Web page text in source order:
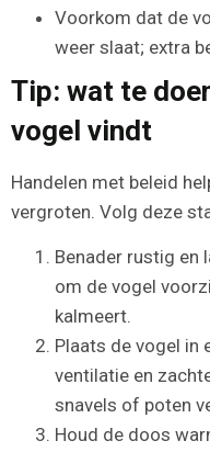
Voorkom dat de
weer slaat; extra
Tip: wat te
vogel vindt
Handelen met beleid
vergroten. Volg deze
Benader rustig en
om de vogel
kalmeert.
Plaats de vogel in
ventilatie en
snavels of poten
Houd de doos